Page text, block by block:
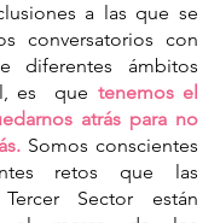
a las que se
conversatorios con
diferentes ámbitos
es  que tenemos el
atrás para no
Somos conscientes
retos que las
Sector están